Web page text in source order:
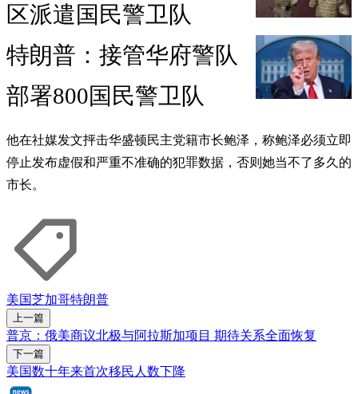
区派遣国民警卫队
特朗普：接管华府警队
部署800国民警卫队
他在社媒发文抨击华盛顿民主党籍市长鲍泽，称鲍泽必须立即
停止发布虚假和严重不准确的犯罪数据，否则她当不了多久的
市长。
美国芝加哥特朗普
上一篇
普京：俄美商议北极与阿拉斯加项目 期待关系全面恢复
下一篇
美国数十年来首次移民人数下降